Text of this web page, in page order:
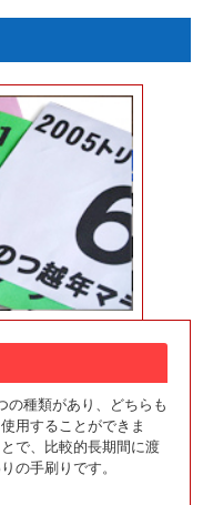
の種類があり、どちらも
用することができま
で、比較的長期間に渡
の手刷りです。